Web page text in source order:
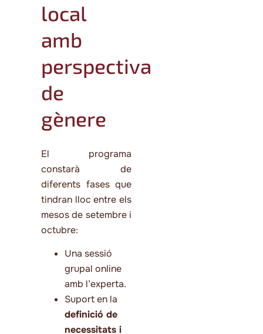
local
amb
perspectiva
de
gènere
El programa
constarà de
diferents fases que
tindran lloc entre els
mesos de setembre i
octubre:
Una sessió
grupal online
amb l’experta.
Suport en la
definició de
necessitats i